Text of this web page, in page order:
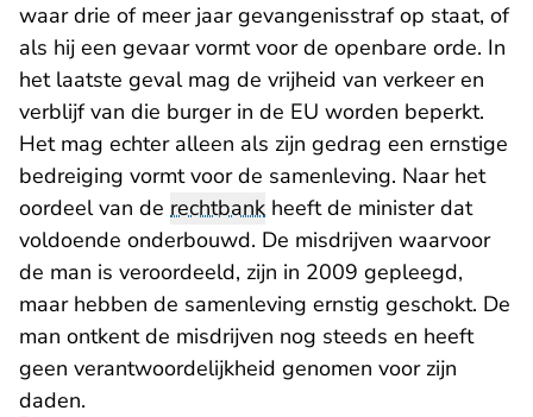
waar drie of meer jaar gevangenisstraf op staat, of
als hij een gevaar vormt voor de openbare orde. In
het laatste geval mag de vrijheid van verkeer en
verblijf van die burger in de EU worden beperkt.
Het mag echter alleen als zijn gedrag een ernstige
bedreiging vormt voor de samenleving. Naar het
oordeel van de rechtbank heeft de minister dat
voldoende onderbouwd. De misdrijven waarvoor
de man is veroordeeld, zijn in 2009 gepleegd,
maar hebben de samenleving ernstig geschokt. De
man ontkent de misdrijven nog steeds en heeft
geen verantwoordelijkheid genomen voor zijn
daden.